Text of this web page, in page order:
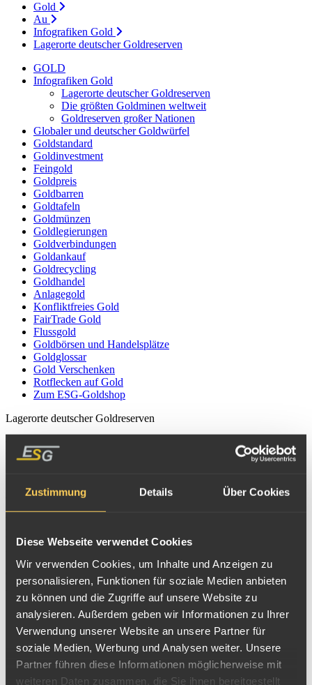
Zustimmung Details Über Cookies
Diese Webseite verwendet Cookies
Wir verwenden Cookies, um Inhalte und Anzeigen zu
personalisieren, Funktionen für soziale Medien anbieten
zu können und die Zugriffe auf unsere Website zu
analysieren. Außerdem geben wir Informationen zu Ihrer
Verwendung unserer Website an unsere Partner für
soziale Medien, Werbung und Analysen weiter. Unsere
Partner führen diese Informationen möglicherweise mit
weiteren Daten zusammen, die Sie ihnen bereitgestellt
Gold
Au
Infografiken Gold
Lagerorte deutscher Goldreserven
GOLD
Infografiken Gold
Lagerorte deutscher Goldreserven
Die größten Goldminen weltweit
Goldreserven großer Nationen
Globaler und deutscher Goldwürfel
Goldstandard
Goldinvestment
Feingold
Goldpreis
Goldbarren
Goldtafeln
Goldmünzen
Goldlegierungen
Goldverbindungen
Goldankauf
Goldrecycling
Goldhandel
Anlagegold
Konfliktfreies Gold
FairTrade Gold
Flussgold
Goldbörsen und Handelsplätze
Goldglossar
Gold Verschenken
Rotflecken auf Gold
Zum ESG-Goldshop
Lagerorte deutscher Goldreserven
Gold ist Teil der Währungsreserve. Die Deutsche Bundesbank hält
und verwaltet die Währungsreserven der Bundesrepublik
Aktuelllagert das deutsche Gold an drei Standorten : Bei der
Deutschen Bundesbank in Frankfurt am Main
deutschen Goldes noch in Paris gelagert, die dortigen Bestände
wurden jedoch vollständig zurück nach Deutschland verlagert.